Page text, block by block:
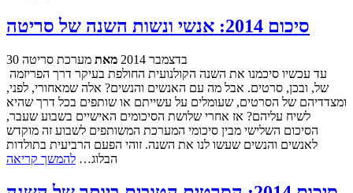
סיכום 2014: אנשי ונשות השנה של סריטה
30 בדצמבר 2014 מאת מערכת סריטה
של, ובכן, סרטים. אבל מה עם האנשים והנשים? אלה שמאחורי, לפני,
ומצדדיהם של הסרטים, שעומלים על עשייתם או שותפים בכל דרך שהיא
לשיח עליהם? אז אחרי שלושת הסיכומים האישיים בשבוע שעבר,
הסיכום השלישי מבין סיכומי המערכת המשותפים לשבוע זה מוקדש
לאנשים והנשים שעשו לנו את השנה. זוהי הפעם הרביעית בתולדות
הבלוג… להמשך קריאה